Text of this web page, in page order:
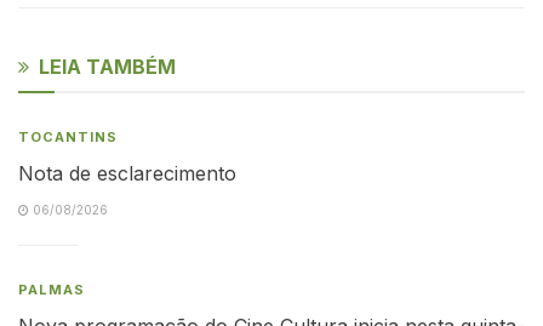
LEIA TAMBÉM
TOCANTINS
Nota de esclarecimento
06/08/2026
PALMAS